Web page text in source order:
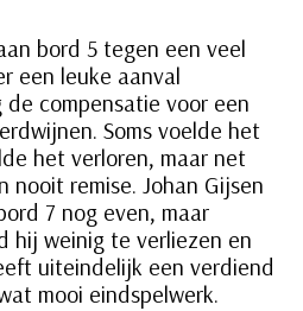
bord 5 tegen een veel
een leuke aanval
compensatie voor een
Soms voelde het
het verloren, maar net
nooit remise. Johan Gijsen
7 nog even, maar
hij weinig te verliezen en
uiteindelijk een verdiend
mooi eindspelwerk.